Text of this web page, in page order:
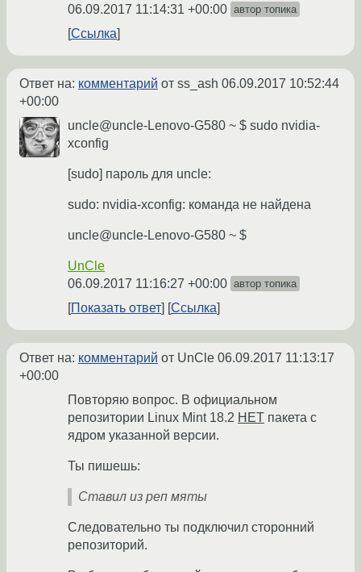
06.09.2017 11:14:31 +00:00 автор топика
Ссылка
Ответ на: комментарий от ss_ash 06.09.2017 10:52:44
+00:00
uncle@uncle-Lenovo-G580 ~ $ sudo nvidia-
xconfig
[sudo] пароль для uncle:
sudo: nvidia-xconfig: команда не найдена
uncle@uncle-Lenovo-G580 ~ $
UnCle
06.09.2017 11:16:27 +00:00 автор топика
Показать ответ Ссылка
Ответ на: комментарий от UnCle 06.09.2017 11:13:17
+00:00
Повторяю вопрос. В официальном
репозитории Linux Mint 18.2 НЕТ пакета с
ядром указанной версии.
Ты пишешь:
Ставил из реп мяты
Следовательно ты подключил сторонний
репозиторий.